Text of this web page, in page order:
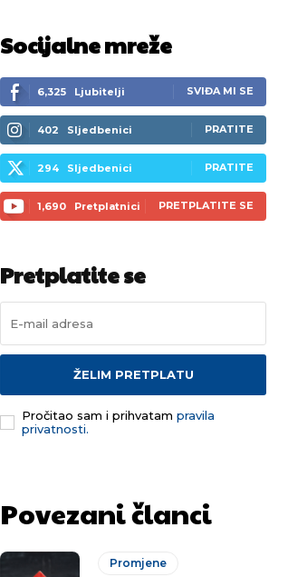
Socijalne mreže
6,325 Ljubitelji SVIĐA MI SE
402 Sljedbenici PRATITE
294 Sljedbenici PRATITE
1,690 Pretplatnici PRETPLATITE SE
Pretplatite se
ŽELIM PRETPLATU
Pročitao sam i prihvatam pravila
privatnosti.
Povezani članci
Promjene